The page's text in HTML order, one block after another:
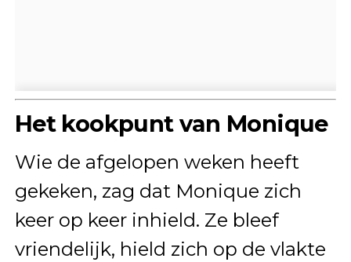
Het kookpunt van Monique
Wie de afgelopen weken heeft
gekeken, zag dat Monique zich
keer op keer inhield. Ze bleef
vriendelijk, hield zich op de vlakte